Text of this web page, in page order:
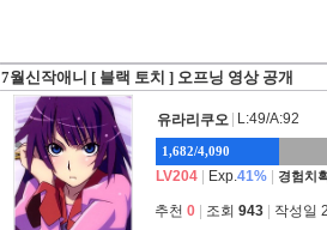
7월신작애니 [ 블랙 토치 ] 오프닝 영상 공개
유라리쿠오 L:49/A:92
1,682/4,090
LV204 Exp.41% 경험치
추천 0 조회 943 작성일